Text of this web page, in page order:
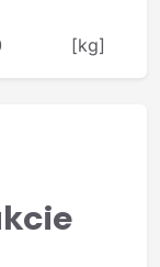
[kg]